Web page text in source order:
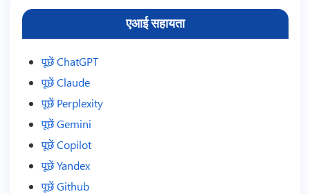
एआई सहायता
पूछें ChatGPT
पूछें Claude
पूछें Perplexity
पूछें Gemini
पूछें Copilot
पूछें Yandex
पूछें Github